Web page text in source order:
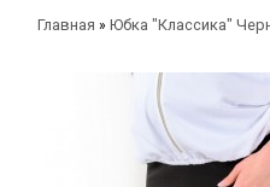
Главная » Юбка "Классика"